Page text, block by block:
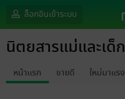
ล็อกอินเข้าระบบ
นิตยสารแม่และเด็ก
หน้าแรก ขายดี ใหม่มาแรง